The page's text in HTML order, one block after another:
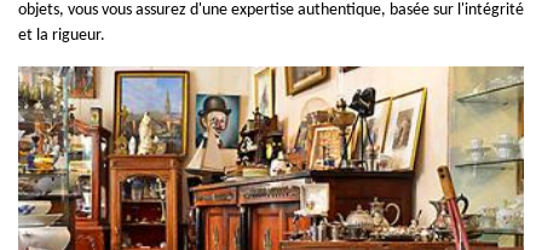
objets, vous vous assurez d'une expertise authentique, basée sur l'intégrité
et la rigueur.